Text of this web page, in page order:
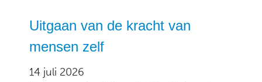
Uitgaan van de kracht van
mensen zelf
14 juli 2026